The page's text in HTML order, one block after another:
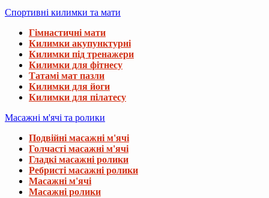
Спортивні килимки та мати
Гімнастичні мати
Килимки акупунктурні
Килимки під тренажери
Килимки для фітнесу
Татамі мат пазли
Килимки для йоги
Килимки для пілатесу
Масажні м'ячі та ролики
Подвійні масажні м'ячі
Голчасті масажні м'ячі
Гладкі масажні ролики
Ребристі масажні ролики
Масажні м'ячі
Масажні ролики